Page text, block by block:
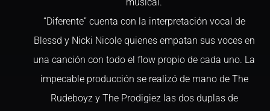
“Diferente” cuenta con la interpretación vocal de
Blessd y Nicki Nicole quienes empatan sus voces en
una canción con todo el flow propio de cada uno. La
impecable producción se realizó de mano de The
Rudeboyz y The Prodigiez las dos duplas de